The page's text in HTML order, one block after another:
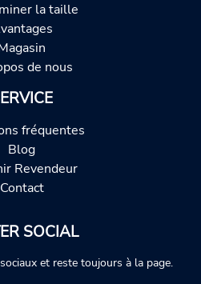
la taille
de nous
fréquentes
Blog
Revendeur
Contact
SOCIAL
et reste toujours à la page.